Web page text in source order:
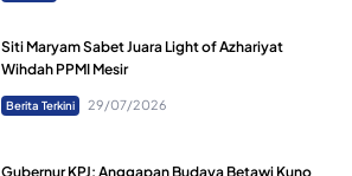
Siti Maryam Sabet Juara Light of Azhariyat
Wihdah PPMI Mesir
Berita Terkini 29/07/2026
Gubernur KPJ: Anggapan Budaya Betawi Kuno